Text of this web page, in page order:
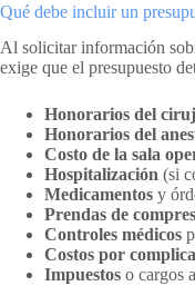
Qué debe incluir un
Al solicitar información
exige que el presupuesto
Honorarios del
Honorarios del
Costo de la sala
Hospitalización (si
Medicamentos y
Prendas de
Controles médicos
Costos por
Impuestos o cargos